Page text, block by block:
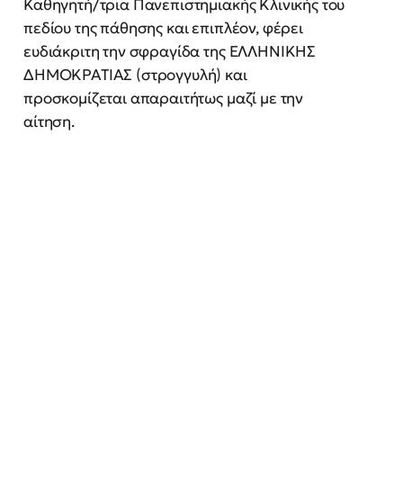
Καθηγητή/τρια Πανεπιστημιακής Κλινικής του
πεδίου της πάθησης και επιπλέον, φέρει
ευδιάκριτη την σφραγίδα της ΕΛΛΗΝΙΚΗΣ
ΔΗΜΟΚΡΑΤΙΑΣ (στρογγυλή) και
προσκομίζεται απαραιτήτως μαζί με την
αίτηση.